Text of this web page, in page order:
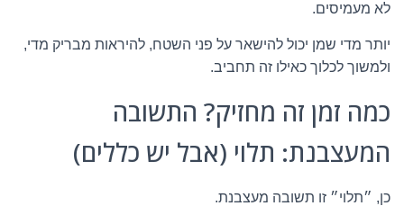
לא מעמיסים.
יותר מדי שמן יכול להישאר על פני השטח, להיראות מבריק מדי,
ולמשוך לכלוך כאילו זה תחביב.
כמה זמן זה מחזיק? התשובה
המעצבנת: תלוי (אבל יש כללים)
כן, ״תלוי״ זו תשובה מעצבנת.